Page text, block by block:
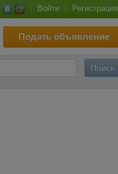
Войти Регистрация
Подать объявление